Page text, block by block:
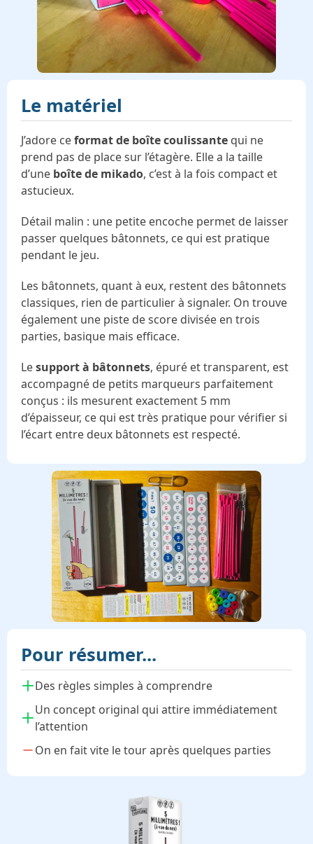
Le matériel
J’adore ceformat de boîte coulissante qui ne
prend pas de place sur l’étagère. Elle a la taille
d’une boîte de mikado, c’est à la fois compact et
astucieux.
Détail malin : une petite encoche permet de laisser
passer quelques bâtonnets, ce qui est pratique
pendant le jeu.
Les bâtonnets, quant à eux, restent des bâtonnets
classiques, rien de particulier à signaler. On trouve
également une piste de score divisée en trois
parties, basique mais efficace.
Lesupport à bâtonnets, épuré et transparent, est
accompagné de petits marqueurs parfaitement
conçus : ils mesurent exactement 5 mm
d’épaisseur, ce qui est très pratique pour vérifier si
l’écart entre deux bâtonnets est respecté.
Pour résumer...
Des règles simples à comprendre
Un concept original qui attire immédiatement
l’attention
On en fait vite le tour après quelques parties